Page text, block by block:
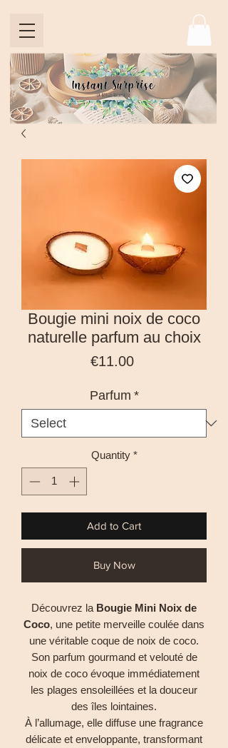
Bougie mini noix de coco
naturelle parfum au choix
€11.00Price
Parfum *
Quantity *
Add to Cart
Buy Now
Découvrez la Bougie Mini Noix de
Coco, une petite merveille coulée dans
une véritable coque de noix de coco.
Son parfum gourmand et velouté de
noix de coco évoque immédiatement
les plages ensoleillées et la douceur
des îles lointaines.
À l’allumage, elle diffuse une fragrance
délicate et enveloppante, transformant